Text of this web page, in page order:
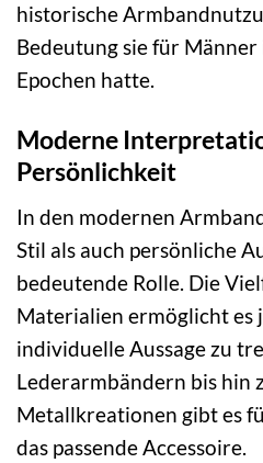
historische
Bedeutung sie für
Epochen hatte.
Moderne
Persönlichkeit
In den modernen
Stil als auch persönliche
bedeutende Rolle. Die
Materialien ermöglicht es
individuelle Aussage zu
Lederarmbändern bis hin
Metallkreationen gibt es
das passende Accessoire.